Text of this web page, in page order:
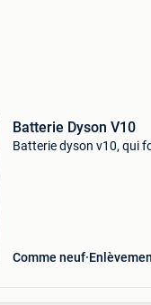
Batterie Dyson V10
Batterie dyson v10, qui
Comme neuf